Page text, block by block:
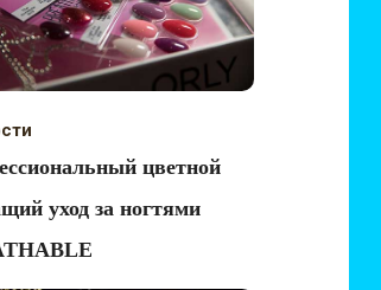
цветной
уход за ногтями